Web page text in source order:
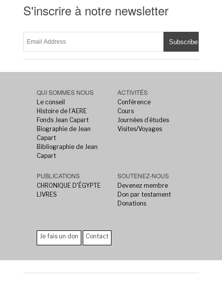
S'inscrire à notre newsletter
QUI SOMMES NOUS
Le conseil
Histoire de l’AERE
Fonds Jean Capart
Biographie de Jean
Capart
Bibliographie de Jean
Capart
ACTIVITÉS
Conférence
Cours
Journées d’études
Visites/Voyages
PUBLICATIONS
CHRONIQUE D'ÉGYPTE
LIVRES
SOUTENEZ-NOUS
Devenez membre
Don par testament
Donations
Je fais un don Contact